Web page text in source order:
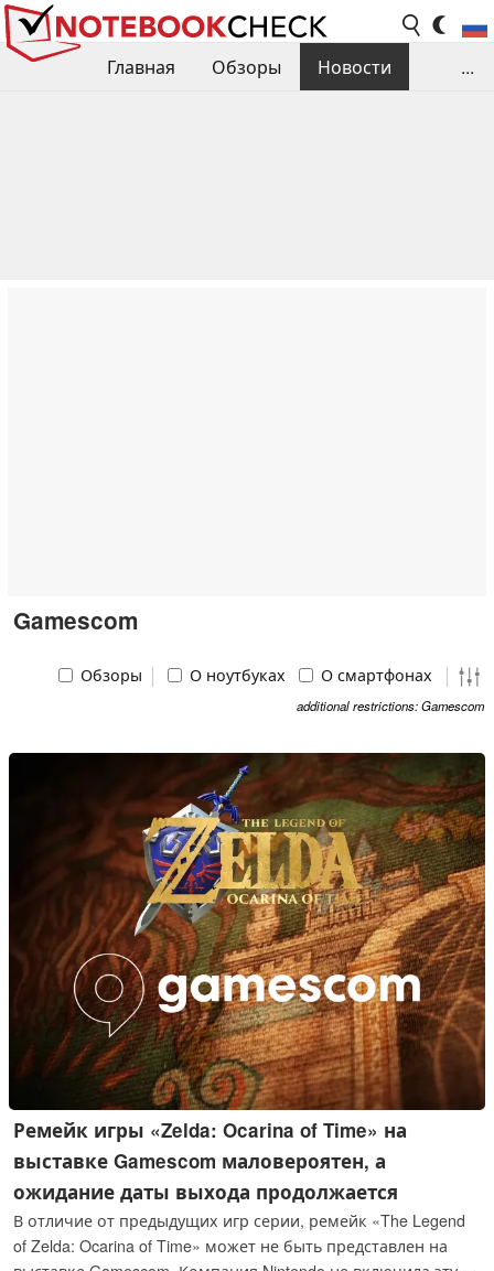
Главная Обзоры
Новости
...
Gamescom
Обзоры О ноутбуках О смартфонах
additional restrictions: Gamescom
Ремейк игры «Zelda: Ocarina of Time» на
выставке Gamescom маловероятен, а
ожидание даты выхода продолжается
В отличие от предыдущих игр серии, ремейк «The Legend
of Zelda: Ocarina of Time» может не быть представлен на